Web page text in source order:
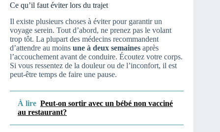
Ce qu’il faut éviter lors du trajet
Il existe plusieurs choses à éviter pour garantir un
voyage serein. Tout d’abord, ne prenez pas le volant
trop tôt. La plupart des médecins recommandent
d’attendre au moins une à deux semaines après
l’accouchement avant de conduire. Écoutez votre corps.
Si vous ressentez de la douleur ou de l’inconfort, il est
peut-être temps de faire une pause.
À lire Peut-on sortir avec un bébé non vacciné
au restaurant?